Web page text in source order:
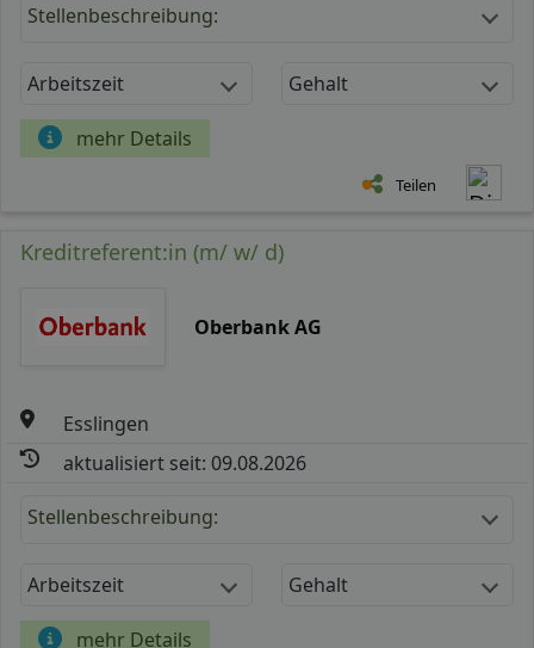
Stellenbeschreibung:
Arbeitszeit Gehalt
mehr Details
Teilen
Kreditreferent:in (m/ w/ d)
Oberbank AG
Esslingen
aktualisiert seit: 09.08.2026
Stellenbeschreibung:
Arbeitszeit Gehalt
mehr Details